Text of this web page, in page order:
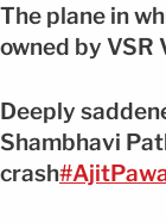
The plane in
owned by VSR
Deeply
Shambhavi
crash